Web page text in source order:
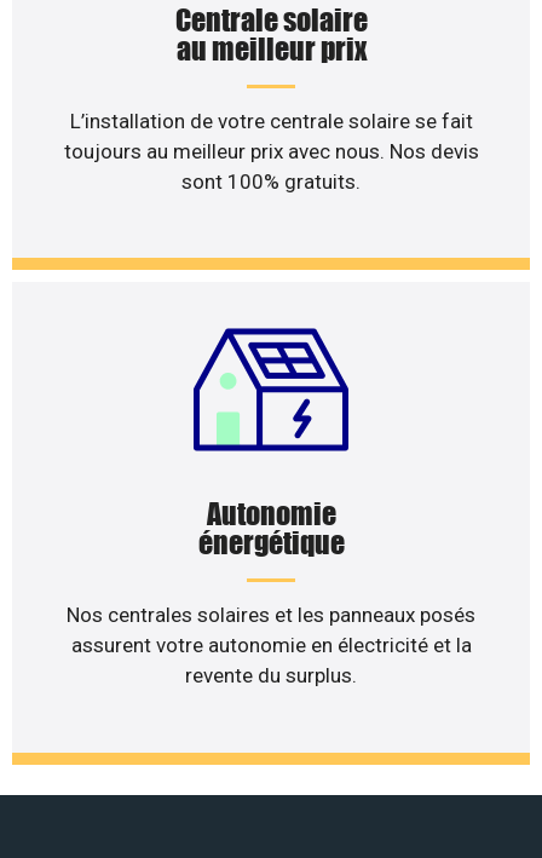
Centrale solaire
au meilleur prix
L’installation de votre centrale solaire se fait
toujours au meilleur prix avec nous. Nos devis
sont 100% gratuits.
Autonomie
énergétique
Nos centrales solaires et les panneaux posés
assurent votre autonomie en électricité et la
revente du surplus.